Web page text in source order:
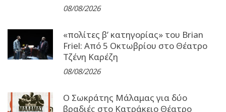
08/08/2026
«πολίτες β’ κατηγορίας» του Brian
Friel: Από 5 Οκτωβρίου στο Θέατρο
Τζένη Καρέζη
08/08/2026
Ο Σωκράτης Μάλαμας για δύο
βραδιές στο Κατράκειο Θέατρο